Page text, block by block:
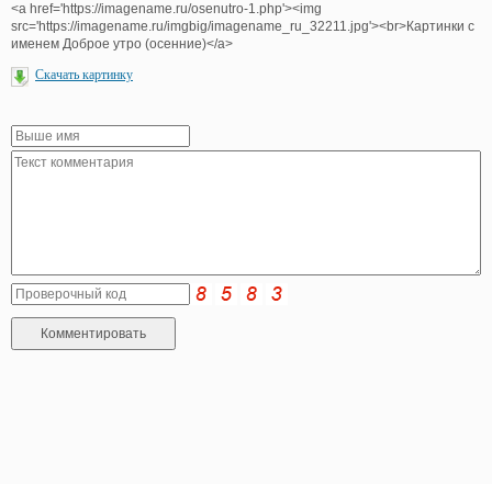
<a href='https://imagename.ru/osenutro-1.php'><img
src='https://imagename.ru/imgbig/imagename_ru_32211.jpg'><br>Картинки с
именем Доброе утро (осенние)</a>
Скачать картинку